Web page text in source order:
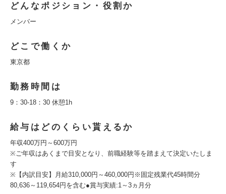
どんなポジション・役割か
メンバー
どこで働くか
東京都
勤務時間は
9：30-18：30 休憩1h
給与はどのくらい貰えるか
年収400万円～600万円
※ご年収はあくまで目安となり、前職経験等を踏まえて決定いたしま
す
※【内訳目安】月給310,000円～460,000円※固定残業代45時間分
80,636～119,654円を含む●賞与実績:1～3ヵ月分